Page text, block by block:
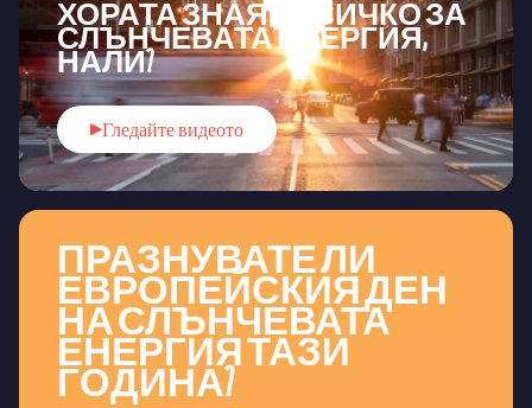
ХОРАТА ЗНАЯТ ВСИЧКО ЗА
СЛЪНЧЕВАТА ЕНЕРГИЯ,
НАЛИ?
Гледайте видеото
ПРАЗНУВАТЕ ЛИ
ЕВРОПЕЙСКИЯ ДЕН
НА СЛЪНЧЕВАТА
ЕНЕРГИЯ ТАЗИ
ГОДИНА?